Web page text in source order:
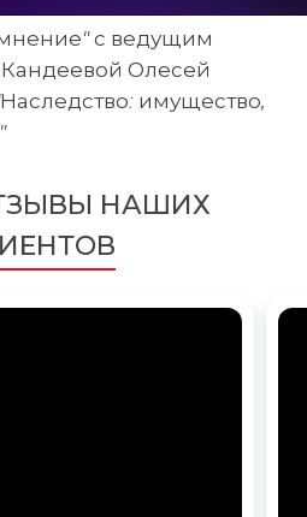
с ведущим
Олесей
имущество,
НАШИХ